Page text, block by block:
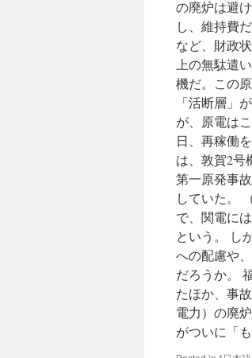
の廃炉は避
し、維持費
など、財政
上の無駄遣
機だ。この
「活断層」
が、原電は
日、再稼働
は、敦賀2号
第一原発事
していた。
で、関電に
という。 し
への配慮や
だろうか。
たほか、事
電力）の廃
がついに「